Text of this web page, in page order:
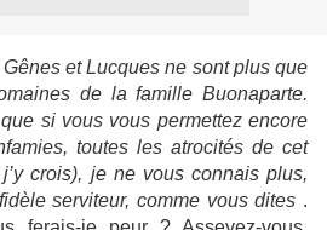
et Lucques ne sont plus que
de la famille Buonaparte.
si vous vous permettez encore
toutes les atrocités de cet
crois), je ne vous connais plus,
serviteur, comme vous dites .